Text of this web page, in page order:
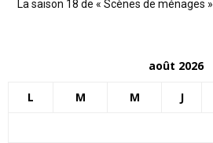
La saison 18 de « Scènes de ménages »
août 2026
L M M J